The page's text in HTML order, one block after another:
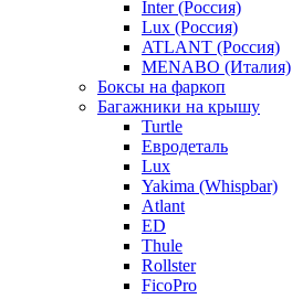
Inter (Россия)
Lux (Россия)
ATLANT (Россия)
MENABO (Италия)
Боксы на фаркоп
Багажники на крышу
Turtle
Евродеталь
Lux
Yakima (Whispbar)
Atlant
ED
Thule
Rollster
FicoPro